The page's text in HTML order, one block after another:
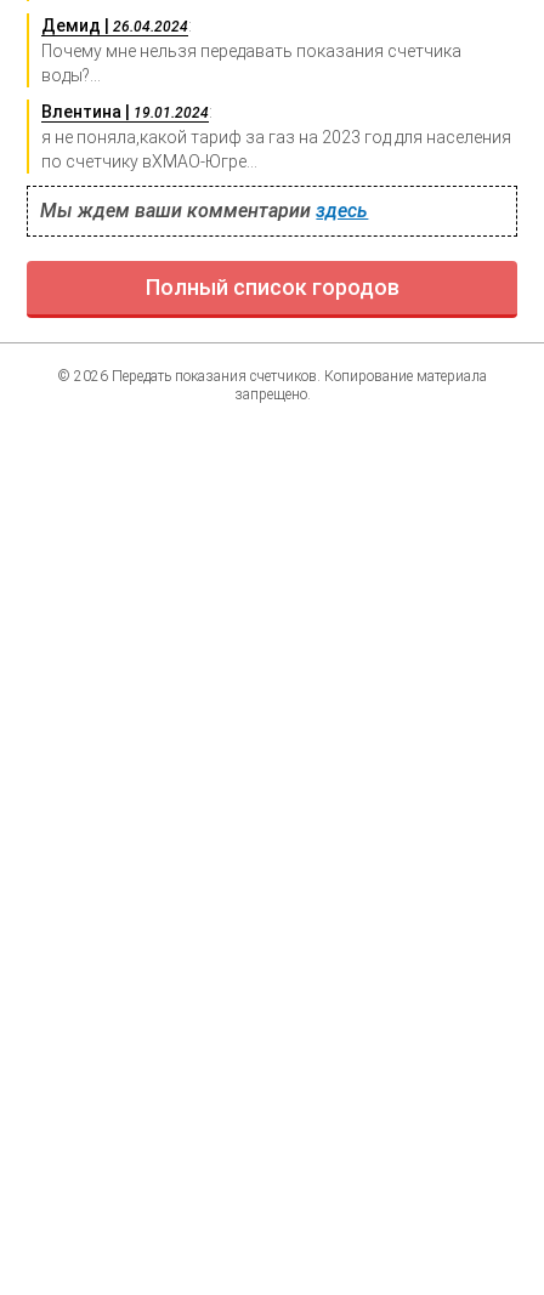
Демид |26.04.2024:
Почему мне нельзя передавать показания счетчика
воды?...
Влентина |
19.01.2024:
я не поняла,какой тариф за газ на 2023 год для населения
по счетчику вХМАО-Югре...
Мы ждем ваши комментарииздесь
Полный список городов
© 2026 Передать показания счетчиков. Копирование материала
запрещено.